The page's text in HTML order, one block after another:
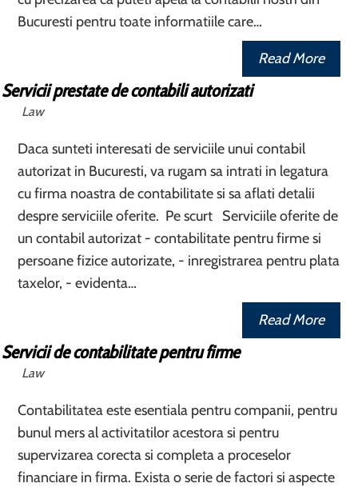
Bucuresti pentru toate informatiile care…
Read More
Servicii prestate de contabili autorizati
Law
Daca sunteti interesati de serviciile unui contabil
autorizat in Bucuresti, va rugam sa intrati in legatura
cu firma noastra de contabilitate si sa aflati detalii
despre serviciile oferite. Pe scurt Serviciile oferite de
un contabil autorizat - contabilitate pentru firme si
persoane fizice autorizate, - inregistrarea pentru plata
taxelor, - evidenta…
Read More
Servicii de contabilitate pentru firme
Law
Contabilitatea este esentiala pentru companii, pentru
bunul mers al activitatilor acestora si pentru
supervizarea corecta si completa a proceselor
financiare in firma. Exista o serie de factori si aspecte